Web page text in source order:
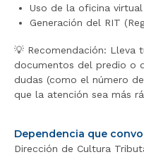
Uso de la oficina virtual
Generación del RIT
💡 Recomendación: Lleva
documentos del predio o
dudas (como el número
que la atención sea más
Dependencia que
Dirección de Cultura